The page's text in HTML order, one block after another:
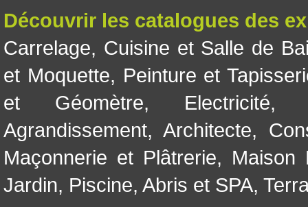
Découvrir les catalogues des
Carrelage, Cuisine et Salle de
et Moquette, Peinture et
et Géomètre, Electricité
Agrandissement, Architecte,
Maçonnerie et Plâtrerie, Maison
Jardin, Piscine, Abris et SPA,